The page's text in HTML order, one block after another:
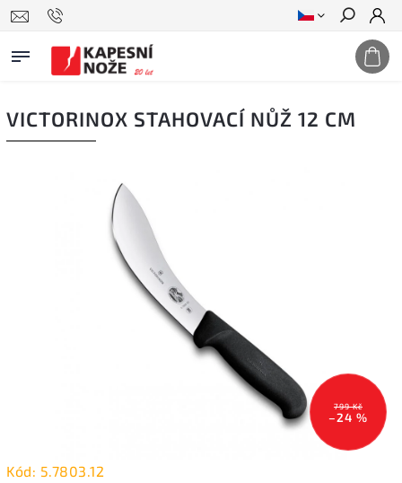
Hledat
VICTORINOX STAHOVACÍ NŮŽ 12 CM
799 Kč
–24 %
Kód: 5.7803.12